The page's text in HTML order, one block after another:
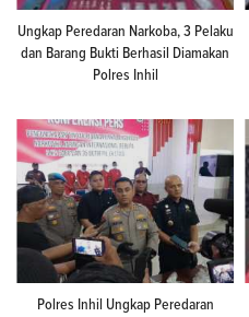
Ungkap Peredaran Narkoba, 3 Pelaku
dan Barang Bukti Berhasil Diamakan
Polres Inhil
Polres Inhil Ungkap Peredaran